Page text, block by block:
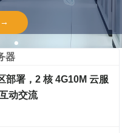
→
器
部署，2 核 4G10M 云服
动交流​